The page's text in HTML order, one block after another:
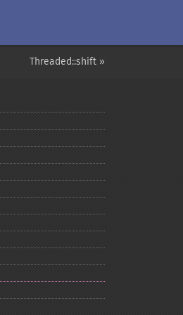
Threaded::shift »